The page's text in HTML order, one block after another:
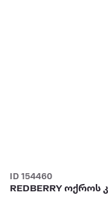
ID 154460
REDBERRY